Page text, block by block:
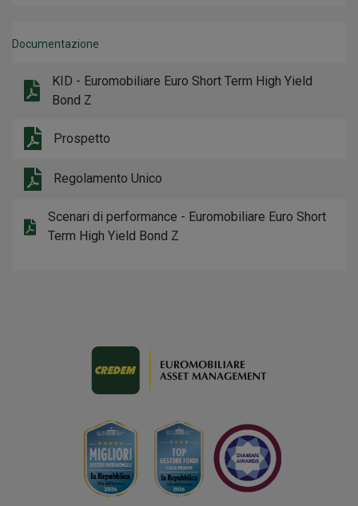
Documentazione
KID - Euromobiliare Euro Short Term High Yield
Bond Z
Prospetto
Regolamento Unico
Scenari di performance - Euromobiliare Euro Short
Term High Yield Bond Z